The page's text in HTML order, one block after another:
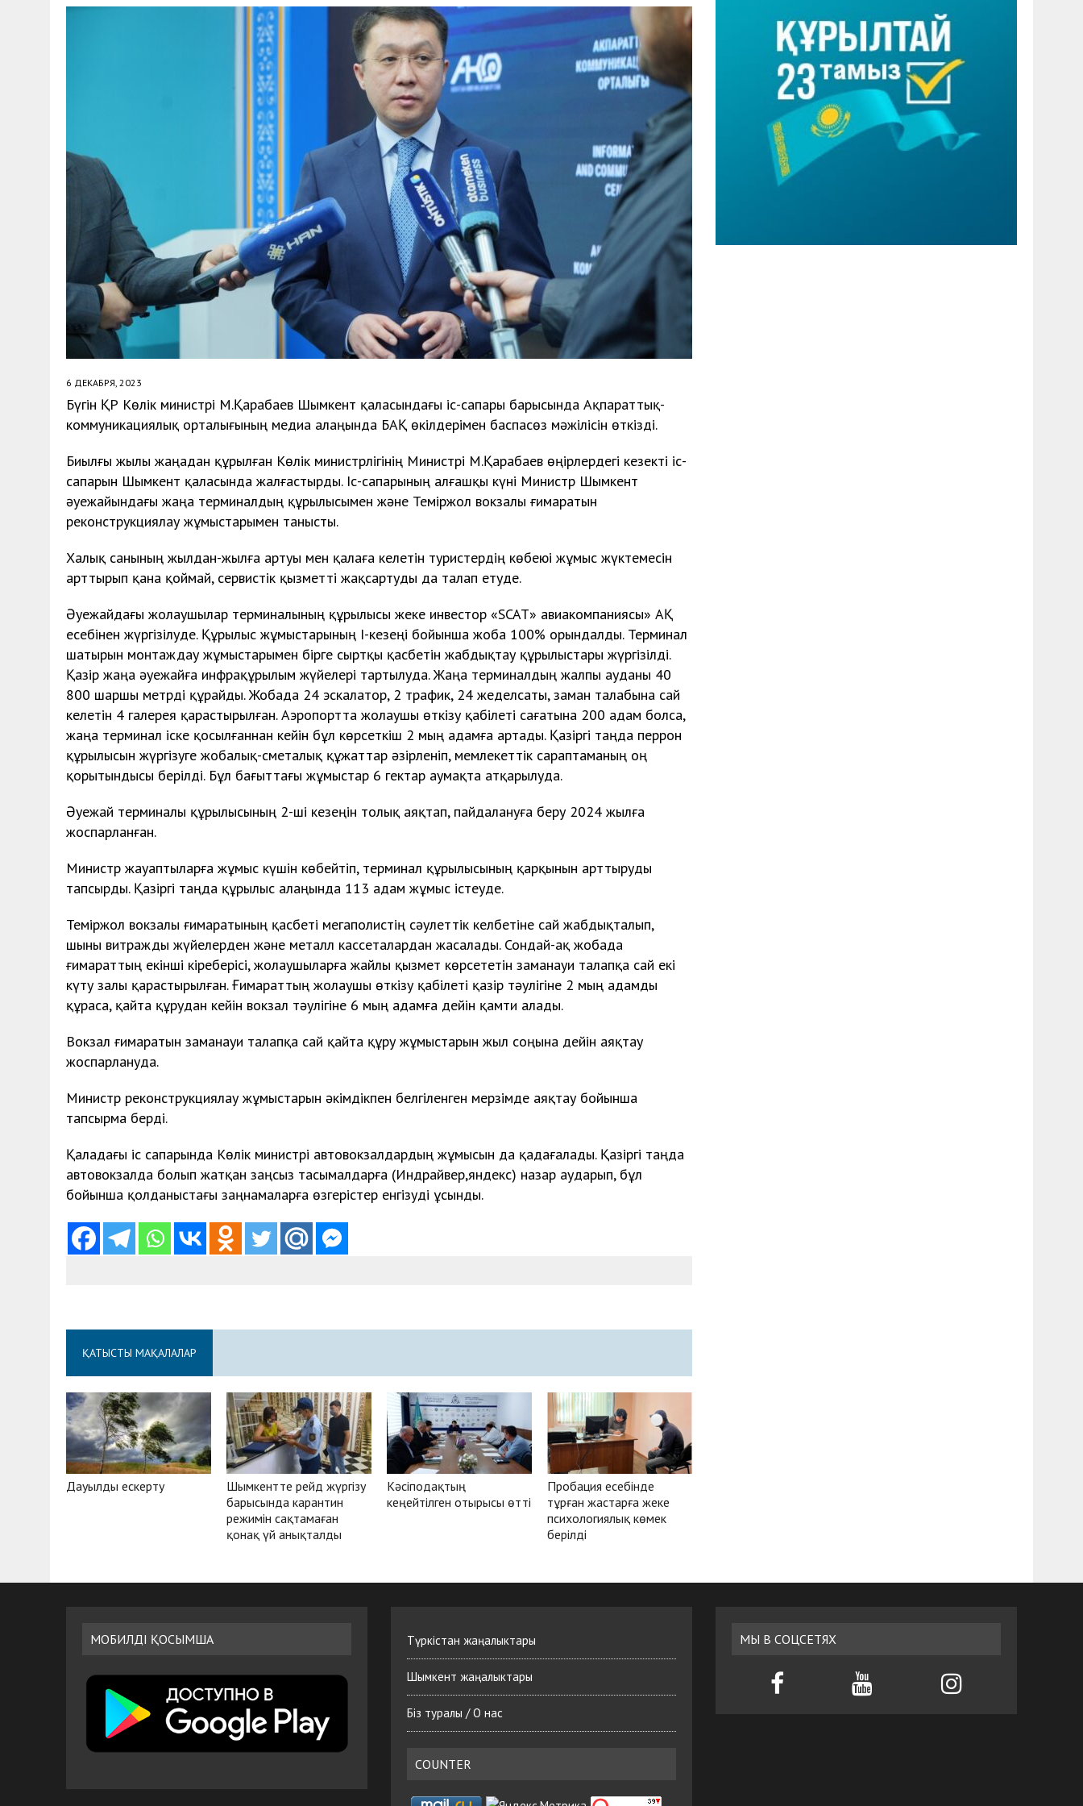
ТҮСІНДІРУ ЖҰМЫСТАРЫ ЖҮРГІЗІЛДІ
6 ДЕКАБРЯ, 2023
Бүгін ҚР Көлік министрі М.Қарабаев Шымкент қаласындағы іс-сапары барысында Ақпараттық-
коммуникациялық орталығының медиа алаңында БАҚ өкілдерімен баспасөз мәжілісін өткізді.
Биылғы жылы жаңадан құрылған Көлік министрлігінің Министрі М.Қарабаев өңірлердегі кезекті іс-
сапарын Шымкент қаласында жалғастырды. Іс-сапарының алғашқы күні Министр Шымкент
әуежайындағы жаңа терминалдың құрылысымен және Теміржол вокзалы ғимаратын
реконструкциялау жұмыстарымен танысты.
Халық санының жылдан-жылға артуы мен қалаға келетін туристердің көбеюі жұмыс жүктемесін
арттырып қана қоймай, сервистік қызметті жақсартуды да талап етуде.
Әуежайдағы жолаушылар терминалының құрылысы жеке инвестор «SCAT» авиакомпаниясы» АҚ
есебінен жүргізілуде. Құрылыс жұмыстарының I-кезеңі бойынша жоба 100% орындалды. Терминал
шатырын монтаждау жұмыстарымен бірге сыртқы қасбетін жабдықтау құрылыстары жүргізілді.
Қазір жаңа әуежайға инфрақұрылым жүйелері тартылуда. Жаңа терминалдың жалпы ауданы 40
800 шаршы метрді құрайды. Жобада 24 эскалатор, 2 трафик, 24 жеделсаты, заман талабына сай
келетін 4 галерея қарастырылған. Аэропортта жолаушы өткізу қабілеті сағатына 200 адам болса,
жаңа терминал іске қосылғаннан кейін бұл көрсеткіш 2 мың адамға артады. Қазіргі таңда перрон
құрылысын жүргізуге жобалық-сметалық құжаттар әзірленіп, мемлекеттік сараптаманың оң
қорытындысы берілді. Бұл бағыттағы жұмыстар 6 гектар аумақта атқарылуда.
Әуежай терминалы құрылысының 2-ші кезеңін толық аяқтап, пайдалануға беру 2024 жылға
жоспарланған.
Министр жауаптыларға жұмыс күшін көбейтіп, терминал құрылысының қарқынын арттыруды
тапсырды. Қазіргі таңда құрылыс алаңында 113 адам жұмыс істеуде.
Теміржол вокзалы ғимаратының қасбеті мегаполистің сәулеттік келбетіне сай жабдықталып,
шыны витражды жүйелерден және металл кассеталардан жасалады. Сондай-ақ жобада
ғимараттың екінші кіреберісі, жолаушыларға жайлы қызмет көрсететін заманауи талапқа сай екі
күту залы қарастырылған. Ғимараттың жолаушы өткізу қабілеті қазір тәулігіне 2 мың адамды
құраса, қайта құрудан кейін вокзал тәулігіне 6 мың адамға дейін қамти алады.
Вокзал ғимаратын заманауи талапқа сай қайта құру жұмыстарын жыл соңына дейін аяқтау
жоспарлануда.
Министр реконструкциялау жұмыстарын әкімдікпен белгіленген мерзімде аяқтау бойынша
тапсырма берді.
Қаладағы іс сапарында Көлік министрі автовокзалдардың жұмысын да қадағалады. Қазіргі таңда
автовокзалда болып жатқан заңсыз тасымалдарға (Индрайвер,яндекс) назар аударып, бұл
бойынша қолданыстағы заңнамаларға өзгерістер енгізуді ұсынды.
ҚАТЫСТЫ МАҚАЛАЛАР
Дауылды ескерту
Шымкентте рейд жүргізу
барысында карантин
режимін сақтамаған
қонақ үй анықталды
Кәсіподақтың
кеңейтілген отырысы өтті
Пробация есебінде
тұрған жастарға жеке
психологиялық көмек
берілді
МОБИЛДІ ҚОСЫМША Түркістан жаңалыктары
Шымкент жаңалыктары
Біз туралы / О нас
COUNTER
МЫ В СОЦСЕТЯХ